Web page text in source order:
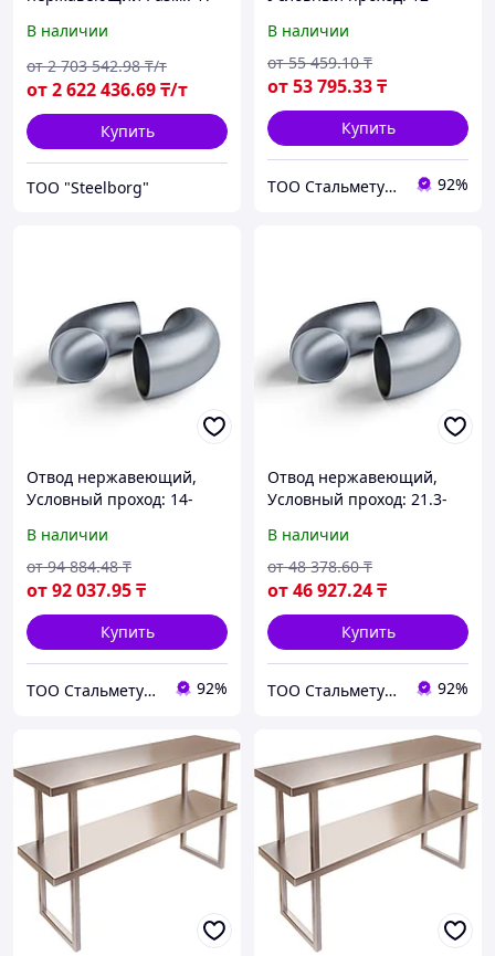
калиброванный
В наличии
от2 622 436.69₸/т
от 2 703 542.98 ₸/т
Купить
ТОО "Steelborg"
08Х18Н10
В наличии
от53 795.33₸
от 55 459.10 ₸
Купить
ТОО Стальметурал 92%
Отвод нержавеющий,
Условный проход: 14-
12Х18Н10Т
В наличии
от92 037.95₸
от 94 884.48 ₸
Купить
ТОО Стальметурал 92%
Отвод нержавеющий,
Условный проход: 21.3-
12Х18Н9
В наличии
от46 927.24₸
от 48 378.60 ₸
Купить
ТОО Стальметурал 92%